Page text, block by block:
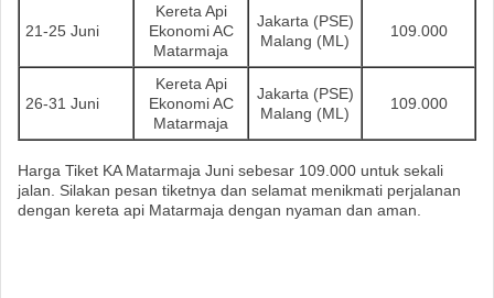
21-25 Juni
Kereta Api
Ekonomi AC
Matarmaja
Jakarta (PSE)
Malang (ML)
109.000
26-31 Juni
Kereta Api
Ekonomi AC
Matarmaja
Jakarta (PSE)
Malang (ML)
109.000
Harga Tiket KA Matarmaja Juni sebesar 109.000 untuk sekali
jalan. Silakan pesan tiketnya dan selamat menikmati perjalanan
dengan kereta api Matarmaja dengan nyaman dan aman.